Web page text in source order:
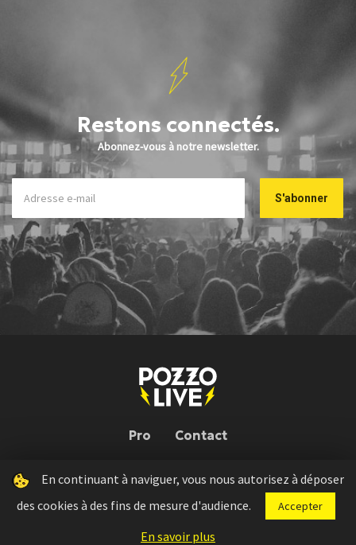
Restons connectés.
Abonnez-vous à notre newsletter.
Pro Contact
Pozzo Live © 2026 | Conception : Pozzo Team, avec l'aide deBloop
Press kit Règlement concours Mentions légales
En continuant à naviguer, vous nous autorisez à déposer
des cookies à des fins de mesure d'audience.
Accepter
En savoir plus